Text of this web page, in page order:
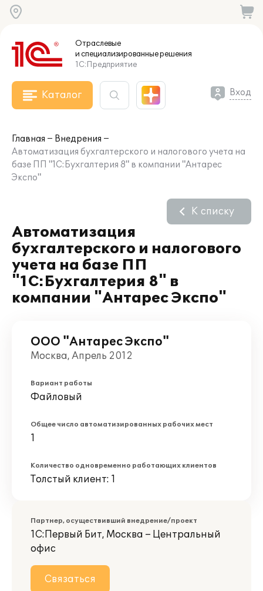
Отраслевые
и специализированныерешения
1С:Предприятие
Каталог Вход
Главная
Внедрения
Автоматизация бухгалтерского и налогового учета на
базе ПП "1С:Бухгалтерия 8" в компании "Антарес
Экспо"
Автоматизация
бухгалтерского и налогового
учета на базе ПП
"1С:Бухгалтерия 8" в
компании "Антарес Экспо"
К списку
ООО "Антарес Экспо"
Москва, Апрель 2012
Вариант работы
Файловый
Общее число автоматизированных рабочих мест
1
Количество одновременно работающих клиентов
Толстый клиент: 1
Партнер, осуществивший внедрение/проект
1С:Первый Бит, Москва – Центральный
офис
Связаться